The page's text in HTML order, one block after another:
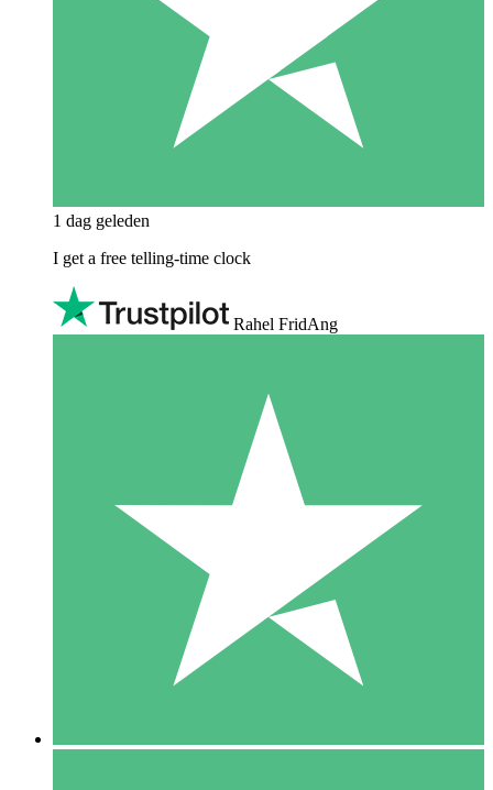
1 dag geleden
I get a free telling-time clock
Rahel FridAng